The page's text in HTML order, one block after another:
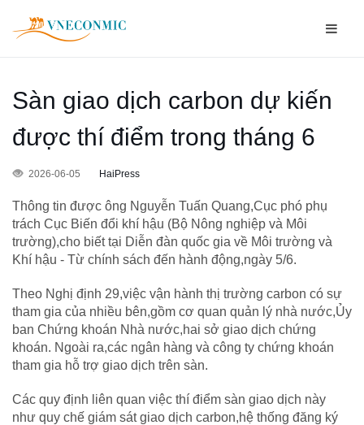
Sàn giao dịch carbon dự kiến
được thí điểm trong tháng 6
2026-06-05 HaiPress
Thông tin được ông Nguyễn Tuấn Quang,Cục phó phụ
trách Cục Biến đổi khí hậu (Bộ Nông nghiệp và Môi
trường),cho biết tại Diễn đàn quốc gia về Môi trường và
Khí hậu - Từ chính sách đến hành động,ngày 5/6.
Theo Nghị định 29,việc vận hành thị trường carbon có sự
tham gia của nhiều bên,gồm cơ quan quản lý nhà nước,Ủy
ban Chứng khoán Nhà nước,hai sở giao dịch chứng
khoán. Ngoài ra,các ngân hàng và công ty chứng khoán
tham gia hỗ trợ giao dịch trên sàn.
Các quy định liên quan việc thí điểm sàn giao dịch này
như quy chế giám sát giao dịch carbon,hệ thống đăng ký